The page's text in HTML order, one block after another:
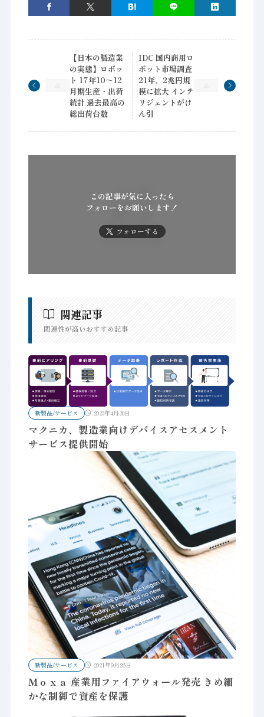
【日本の製造業
の実態】ロボッ
ト 17年10～12
月期生産・出荷
統計 過去最高の
総出荷台数
IDC 国内商用ロ
ボット市場調査
21年、2兆円規
模に拡大 インテ
リジェントがけ
ん引
この記事が気に入ったら
フォローをお願いします！
フォローする
関連記事
関連性が高いおすすめ記事
新製品/サービス 2023年4月20日
マクニカ、製造業向けデバイスアセスメント
サービス提供開始
新製品/サービス 2021年9月26日
Ｍｏｘａ 産業用ファイアウォール発売 きめ細
かな制御で資産を保護